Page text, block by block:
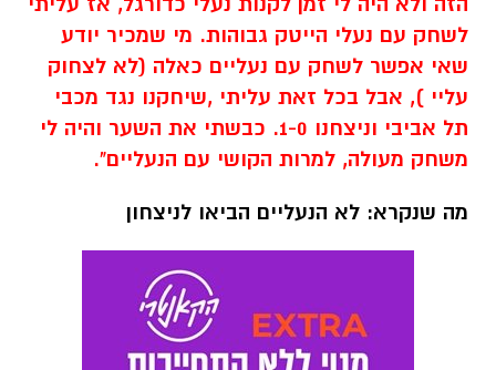
לשחק עם נעלי הייטק גבוהות. מי שמכיר יודע
שאי אפשר לשחק עם נעליים כאלה (לא לצחוק
עליי ), אבל בכל זאת עליתי ,שיחקנו נגד מכבי
תל אביבי וניצחנו 1-0. כבשתי את השער והיה לי
משחק מעולה, למרות הקושי עם הנעליים".
מה שנקרא: לא הנעליים הביאו לניצחון